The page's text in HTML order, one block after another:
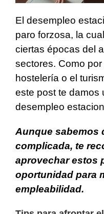
El desempleo
paro forzosa, la
ciertas épocas del
sectores. Como
hostelería o el
este post te damos
desempleo
Aunque sabemos
complicada, te
aprovechar estos
oportunidad para
empleabilidad.